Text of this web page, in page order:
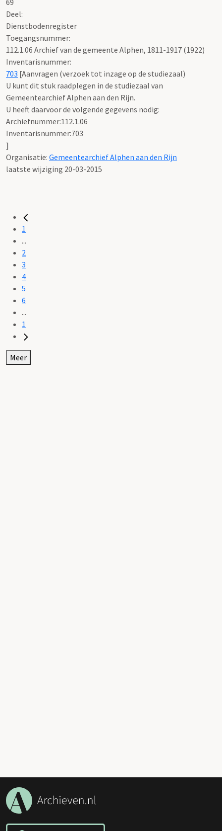
Deel:
Dienstbodenregister
Toegangsnummer:
112.1.06 Archief van de gemeente Alphen, 1811-1917 (1922)
Inventarisnummer:
703 [Aanvragen (verzoek tot inzage op de studiezaal)
U kunt dit stuk raadplegen in de studiezaal van
Gemeentearchief Alphen aan den Rijn.
U heeft daarvoor de volgende gegevens nodig:
Archiefnummer:112.1.06
Inventarisnummer:703
]
Organisatie: Gemeentearchief Alphen aan den Rijn
laatste wijziging 20-03-2015
1
...
2
3
4
5
6
...
1
Meer